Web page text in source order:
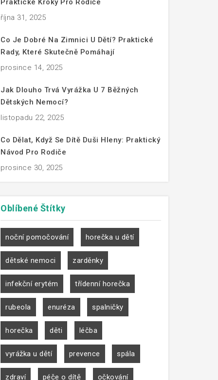
Praktické Kroky Pro Rodiče
října 31, 2025
Co Je Dobré Na Zimnici U Dětí? Praktické
Rady, Které Skutečně Pomáhají
prosince 14, 2025
Jak Dlouho Trvá Vyrážka U 7 Běžných
Dětských Nemocí?
listopadu 22, 2025
Co Dělat, Když Se Dítě Duši Hleny: Praktický
Návod Pro Rodiče
prosince 30, 2025
Oblíbené Štítky
noční pomočování horečka u dětí
dětské nemoci zarděnky
infekční erytém třídenní horečka
rubeola enuréza spalničky
horečka děti léčba
vyrážka u dětí prevence spála
zdraví péče o dítě očkování